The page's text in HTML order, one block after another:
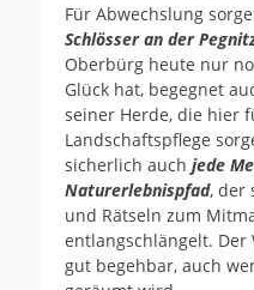
Für Abwechslung
Schlösser an der
Oberbürg heute nur
Glück hat, begegnet
seiner Herde, die hier
Landschaftspflege
sicherlich auch jede
Naturerlebnispfad, der
und Rätseln zum
entlangschlängelt. Der
gut begehbar, auch